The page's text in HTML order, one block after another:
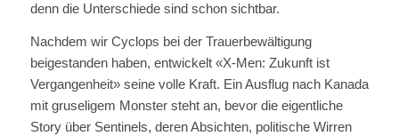
denn die Unterschiede sind schon sichtbar.
Nachdem wir Cyclops bei der Trauerbewältigung
beigestanden haben, entwickelt «X-Men: Zukunft ist
Vergangenheit» seine volle Kraft. Ein Ausflug nach Kanada
mit gruseligem Monster steht an, bevor die eigentliche
Story über Sentinels, deren Absichten, politische Wirren